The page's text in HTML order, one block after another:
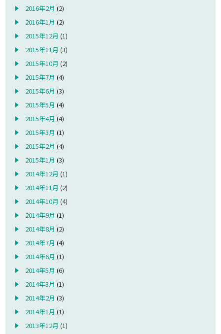
2016年2月 (2)
2016年1月 (2)
2015年12月 (1)
2015年11月 (3)
2015年10月 (2)
2015年7月 (4)
2015年6月 (3)
2015年5月 (4)
2015年4月 (4)
2015年3月 (1)
2015年2月 (4)
2015年1月 (3)
2014年12月 (1)
2014年11月 (2)
2014年10月 (4)
2014年9月 (1)
2014年8月 (2)
2014年7月 (4)
2014年6月 (1)
2014年5月 (6)
2014年3月 (1)
2014年2月 (3)
2014年1月 (1)
2013年12月 (1)